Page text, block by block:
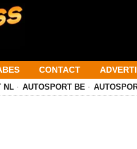
CONTACT
NL AUTOSPORT BE